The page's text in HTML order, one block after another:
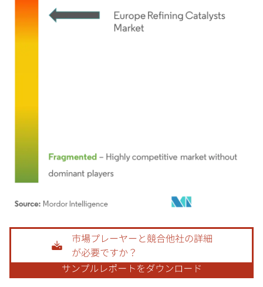
画像 © Mordor Intelligence。再利用にはCC BY 4.0の表示が必要です。